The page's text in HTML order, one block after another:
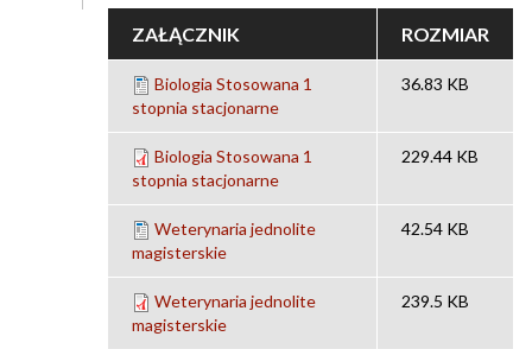
ZAŁĄCZNIK ROZMIAR
Biologia Stosowana 1
stopnia stacjonarne
36.83 KB
Biologia Stosowana 1
stopnia stacjonarne
229.44 KB
Weterynaria jednolite
magisterskie
42.54 KB
Weterynaria jednolite
magisterskie
239.5 KB